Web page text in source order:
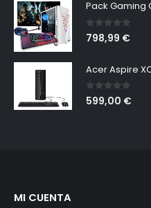
0out of 5
798,99 €
0out of 5
599,00 €
MI CUENTA